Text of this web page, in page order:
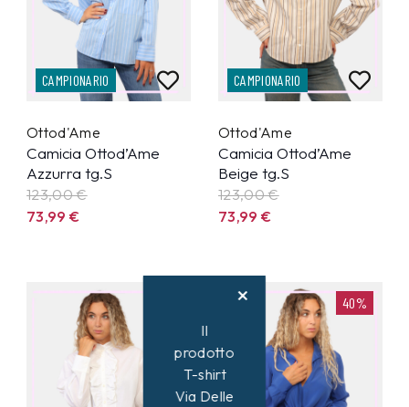
CAMPIONARIO
Ottod'Ame
Camicia Ottod’Ame
Azzurra tg.S
123,00 €
73,99€
CAMPIONARIO
Ottod'Ame
Camicia Ottod’Ame
Beige tg.S
123,00 €
73,99€
40%
Il
prodotto
T-shirt
Via Delle